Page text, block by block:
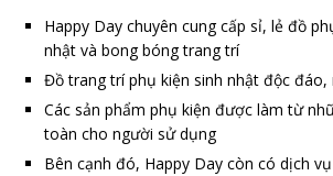
Happy Day chuyên cung cấp sỉ, lẻ đồ
nhật và bong bóng trang trí
Đồ trang trí phụ kiện sinh nhật độc đáo,
Các sản phẩm phụ kiện được làm từ
toàn cho người sử dụng
Bên cạnh đó, Happy Day còn có dịch